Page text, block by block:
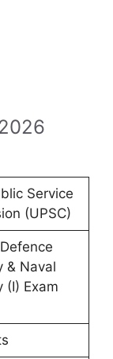
Service
(UPSC)
& Naval
(I) Exam